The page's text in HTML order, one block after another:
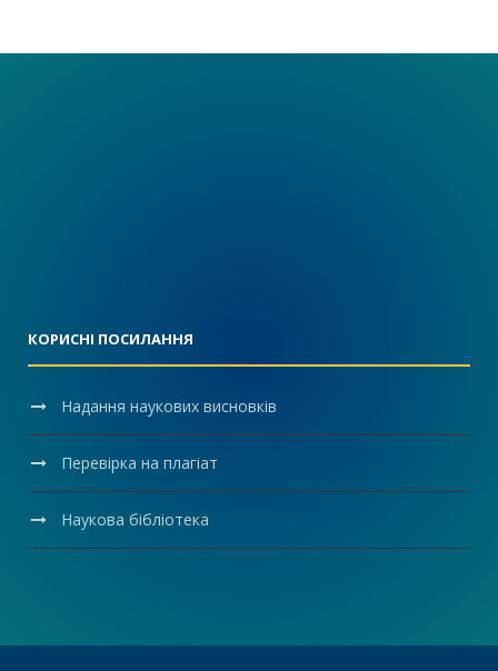
КОРИСНІ ПОСИЛАННЯ
Надання наукових висновків
Перевірка на плагіат
Наукова бібліотека